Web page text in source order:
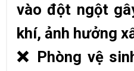
vào đột ngột
khí, ảnh hưởng
❌ Phòng vệ